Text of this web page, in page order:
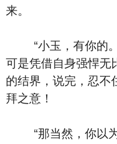
来。
“小玉，有你的。
可是凭借自身强悍无
的结界，说完，忍不
拜之意！
“那当然，你以为